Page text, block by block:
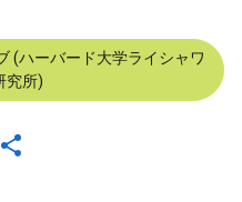
(ハーバード大学ライシャワ
究所)